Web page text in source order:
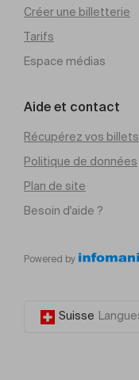
Créer une billetterie
Tarifs
Espace médias
Aide et contact
Récupérez vos billets
Politique de données
Plan de site
Besoin d'aide ?
Powered by
Suisse